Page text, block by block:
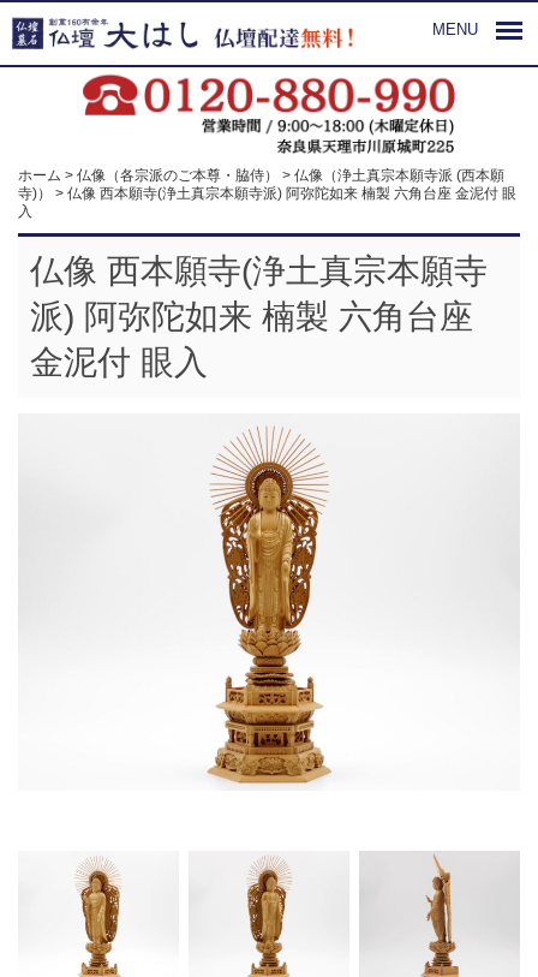
MENU
ホーム > 仏像（各宗派のご本尊・脇侍） > 仏像（浄土真宗本願寺派 (西本願
寺)）
> 仏像 西本願寺(浄土真宗本願寺派) 阿弥陀如来 楠製 六角台座 金泥付 眼
入
仏像 西本願寺(浄土真宗本願寺
派) 阿弥陀如来 楠製 六角台座
金泥付 眼入